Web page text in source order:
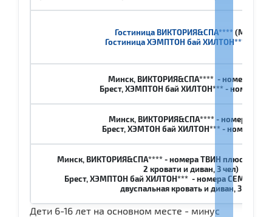
Гостиница ВИКТОРИЯ&СПА**** (Минск)
Гостиница ХЭМПТОН бай ХИЛТОН***
Минск, ВИКТОРИЯ&СПА**** - номера
Брест, ХЭМПТОН бай ХИЛТОН*** - номера
Минск, ВИКТОРИЯ&СПА**** - номера
Брест, ХЭМТОН бай ХИЛТОН*** - номера
Минск, ВИКТОРИЯ&СПА**** - номера ТВИН плюс (1
2 кровати и диван, 3 чел)
Брест, ХЭМПТОН бай ХИЛТОН*** - номера СЕМЕЙНЫЕ
двуспальная кровать и диван, 3 чел.)
Дети 6-16 лет на основном месте - минус